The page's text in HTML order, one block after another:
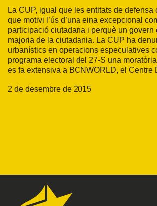
La CUP, igual que les entitats de
que motivi l’ús d’una eina excepcional
participació ciutadana i perquè un govern
majoria de la ciutadania. La CUP ha
urbanístics en operacions especulatives
programa electoral del 27-S una
es fa extensiva a BCNWORLD, el Centre
2 de desembre de 2015